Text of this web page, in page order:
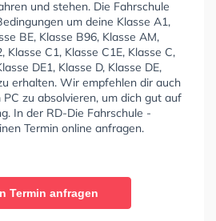
und stehen. Die Fahrschule
um deine Klasse A1,
BE, Klasse B96, Klasse AM,
Klasse C1, Klasse C1E, Klasse C,
DE1, Klasse D, Klasse DE,
erhalten. Wir empfehlen dir auch
zu absolvieren, um dich gut auf
In der RD-Die Fahrschule -
Termin online anfragen.
Termin anfragen